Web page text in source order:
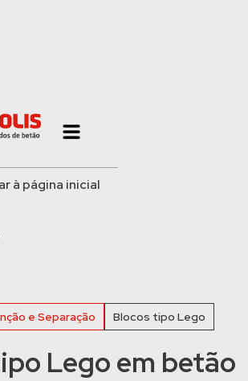
à página inicial
e Separação Blocos tipo Lego
Lego em betão